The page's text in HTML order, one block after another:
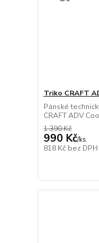
Triko CRAFT
Pánské
CRAFT ADV
1 390 Kč
990 Kč/ks
818 Kč bez DPH